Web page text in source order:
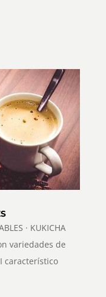
· KUKICHA
variedades de
característico